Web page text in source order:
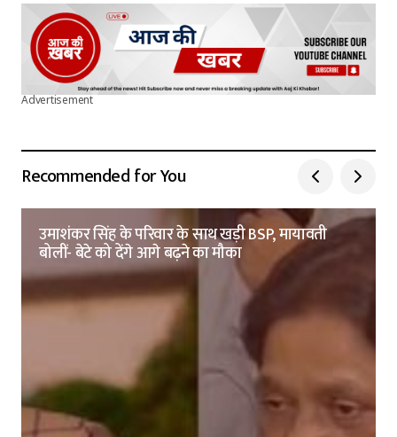
Advertisement
Recommended for You
उमाशंकर सिंह के परिवार के साथ खड़ी BSP, मायावती
बोलीं- बेटे को देंगे आगे बढ़ने का मौका